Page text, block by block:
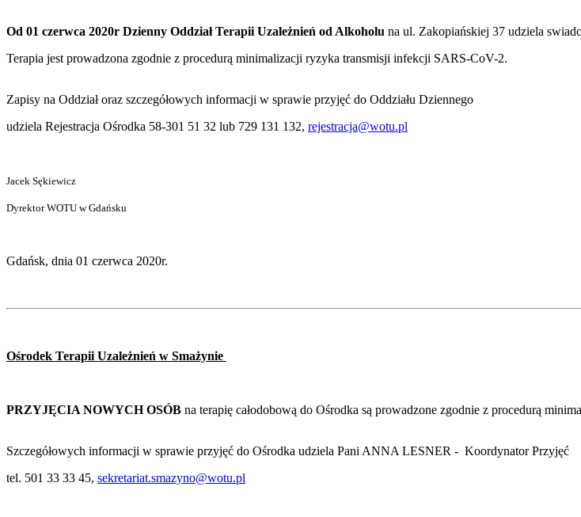
Od 01 czerwca 2020r Dzienny Oddział Terapii Uzależnień od Alkoholu na ul. Zakopiańskiej 37 udziela
Terapia jest prowadzona zgodnie z procedurą minimalizacji ryzyka transmisji infekcji SARS-CoV-2.
Zapisy na Oddział oraz szczegółowych informacji w sprawie przyjęć do Oddziału Dziennego
udziela Rejestracja Ośrodka 58-301 51 32 lub 729 131 132, rejestracja@wotu.pl
Jacek Sękiewicz
Dyrektor WOTU w Gdańsku
Gdańsk, dnia 01 czerwca 2020r.
Ośrodek Terapii Uzależnień w Smażynie
PRZYJĘCIA NOWYCH OSÓB na terapię całodobową do Ośrodka są prowadzone zgodnie z procedurą
Szczegółowych informacji w sprawie przyjęć do Ośrodka udziela Pani ANNA LESNER - Koordynator Przyjęć
tel. 501 33 33 45, sekretariat.smazyno@wotu.pl